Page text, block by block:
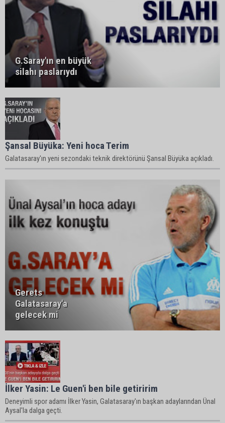
G.Saray'ın en büyük
silahı paslarıydı
Şansal Büyüka: Yeni hoca Terim
Galatasaray'ın yeni sezondaki teknik direktörünü Şansal Büyüka açıkladı.
Gerets
Galatasaray'a
gelecek mi
İlker Yasin: Le Guen'i ben bile getiririm
Deneyimli spor adamı İlker Yasin, Galatasaray'ın başkan adaylarından Ünal
Aysal'la dalga geçti.